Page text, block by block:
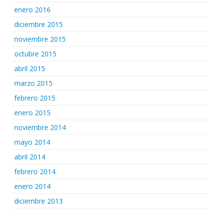
enero 2016
diciembre 2015
noviembre 2015
octubre 2015
abril 2015
marzo 2015
febrero 2015
enero 2015
noviembre 2014
mayo 2014
abril 2014
febrero 2014
enero 2014
diciembre 2013